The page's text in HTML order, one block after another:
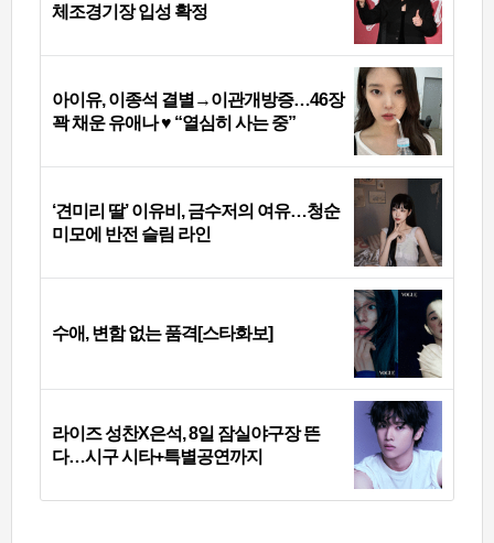
체조경기장 입성 확정
아이유, 이종석 결별→이관개방증…46장
꽉 채운 유애나 ♥ “열심히 사는 중”
‘견미리 딸’ 이유비, 금수저의 여유…청순
미모에 반전 슬림 라인
수애, 변함 없는 품격[스타화보]
라이즈 성찬X은석, 8일 잠실야구장 뜬
다…시구 시타+특별공연까지